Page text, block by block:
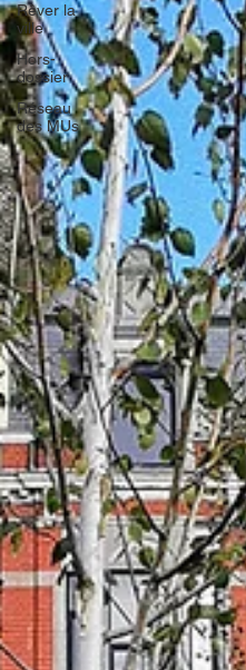
Rêver la
ville
Hors-
dossier
Réseau
des MUs